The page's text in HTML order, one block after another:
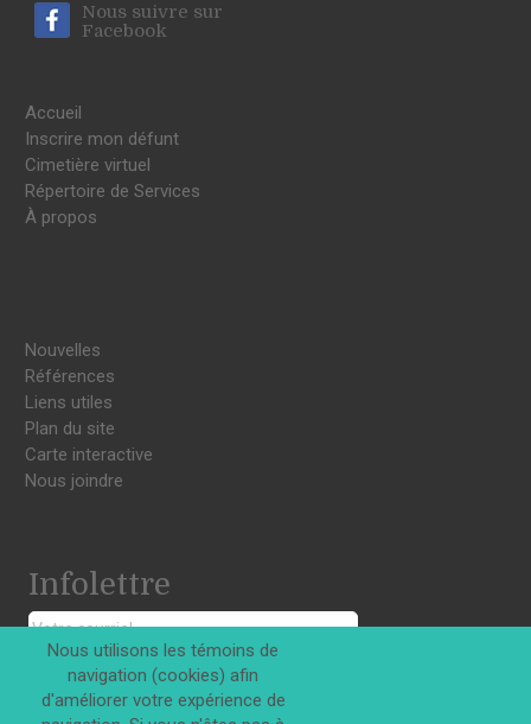
Nous suivre sur
Facebook
Accueil
Inscrire mon défunt
Cimetière virtuel
Répertoire de Services
À propos
Nouvelles
Références
Liens utiles
Plan du site
Carte interactive
Nous joindre
Infolettre
S'INSCRIRE
Nous utilisons les témoins de
navigation (cookies) afin
d'améliorer votre expérience de